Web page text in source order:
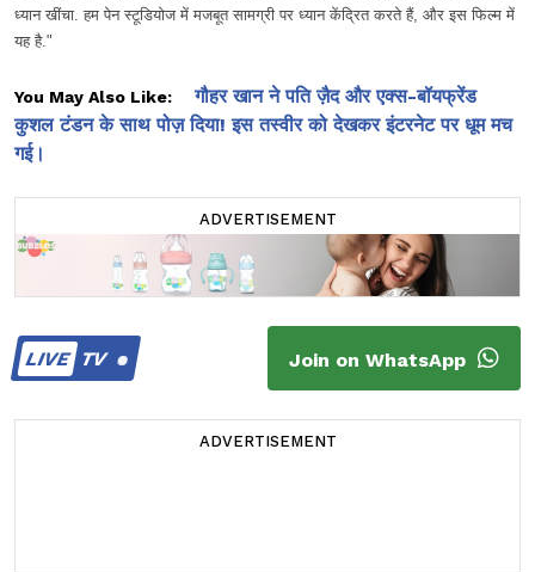
ध्यान खींचा. हम पेन स्टूडियोज में मजबूत सामग्री पर ध्यान केंद्रित करते हैं, और इस फिल्म में
यह है."
You May Also Like:
गौहर खान ने पति ज़ैद और एक्स-बॉयफ्रेंड
कुशल टंडन के साथ पोज़ दिया! इस तस्वीर को देखकर इंटरनेट पर धूम मच
गई।
ADVERTISEMENT
LIVETV Join on WhatsApp
ADVERTISEMENT